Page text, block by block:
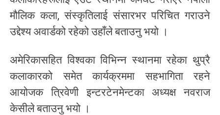
मौलिक कला, संस्कृतिलाई संसारभर परिचित गराउने
उद्देश्य अवार्डको रहेको उहाँले बताउनु भयो ।
अमेरिकासहित विश्वका विभिन्न स्थानमा रहेका थुप्रै
कलाकारको समेत कार्यक्रममा सहभागिता रहने
आयोजक त्रिवेणी इन्टरटेनमेन्टका अध्यक्ष नवराज
केसीले बताउनु भयो ।